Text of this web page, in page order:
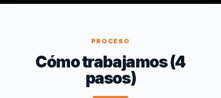
PROCESO
Cómo trabajamos (4
pasos)